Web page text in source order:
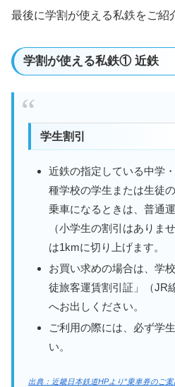
最後に学割が使える私鉄をご紹
学割が使える私鉄① 近鉄
学生割引
近鉄の指定している中学
種学校の学生または生徒
乗車になるときは、普通
（小学生の割引はありま
は1kmに切り上げます。
お買い求めの場合は、学
徒旅客運賃割引証」（JR
へお出しください。
ご利用の際には、必ず学
い。
出典：近畿日本鉄道HPより“乗車券のご